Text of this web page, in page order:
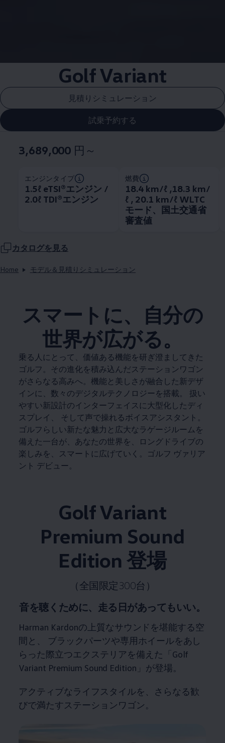
Golf Variant
見積りシミュレーション
試乗予約する
3,689,000 円～
エンジンタイプ
1.5ℓ eTSI®エンジン /
2.0ℓ TDI®エンジン
燃費
18.4 km/ℓ ,18.3 km/
ℓ , 20.1 km/ℓ WLTC
モード、国土交通省
審査値
カタログを見る
Home モデル＆見積りシミュレーション
スマートに、自分の
世界が広がる。
乗る人にとって、価値ある機能を研ぎ澄ましてきた
ゴルフ。その進化を積み込んだステーションワゴン
がさらなる高みへ。機能と美しさが融合した新デザ
インに、数々のデジタルテクノロジーを搭載。 扱い
やすい新設計のインターフェイスに大型化したディ
スプレイ、 そして声で操れるボイスアシスタント。
ゴルフらしい新たな魅力と広大なラゲージルームを
備えた一台が、あなたの世界を、ロングドライブの
楽しみを、スマートに広げていく。ゴルフ ヴァリア
ント デビュー。
Golf Variant
Premium Sound
Edition 登場
（全国限定300台）
音を聴くために、走る日があってもいい。
Harman Kardonの上質なサウンドを堪能する空
間と、 ブラックパーツや専用ホイールをあし
らった際立つエクステリアを備えた「Golf
Variant Premium Sound Edition」が登場。
アクティブなライフスタイルを、さらなる歓
びで満たすステーションワゴン。